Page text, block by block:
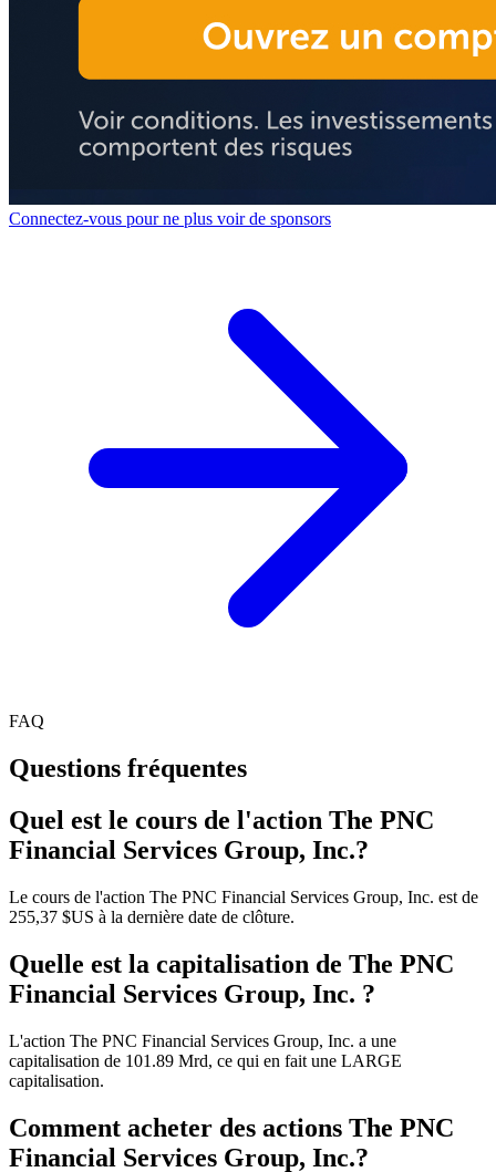
Connectez-vous pour ne plus voir de sponsors
FAQ
Questions fréquentes
Quel est le cours de l'action The PNC
Financial Services Group, Inc.?
Le cours de l'action The PNC Financial Services Group, Inc. est de
255,37 $US à la dernière date de clôture.
Quelle est la capitalisation de The PNC
Financial Services Group, Inc. ?
L'action The PNC Financial Services Group, Inc. a une
capitalisation de 101.89 Mrd, ce qui en fait une LARGE
capitalisation.
Comment acheter des actions The PNC
Financial Services Group, Inc.?